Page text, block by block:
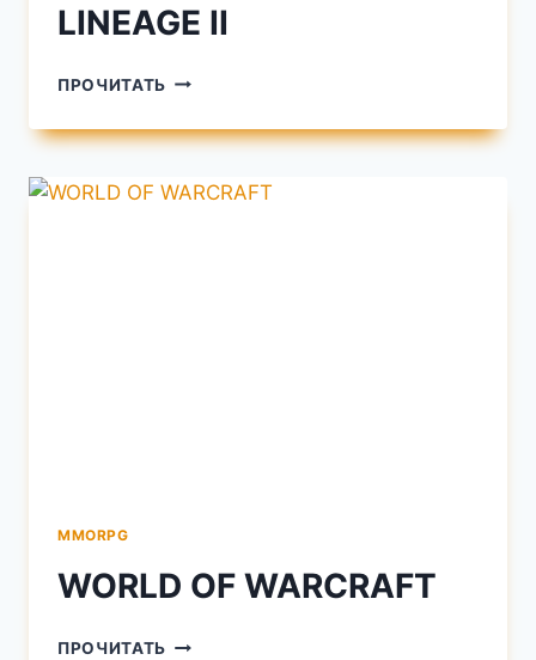
LINEAGE II
ПРОЧИТАТЬ LINEAGE
MMORPG
WORLD OF WARCRAFT
ПРОЧИТАТЬ WORLD